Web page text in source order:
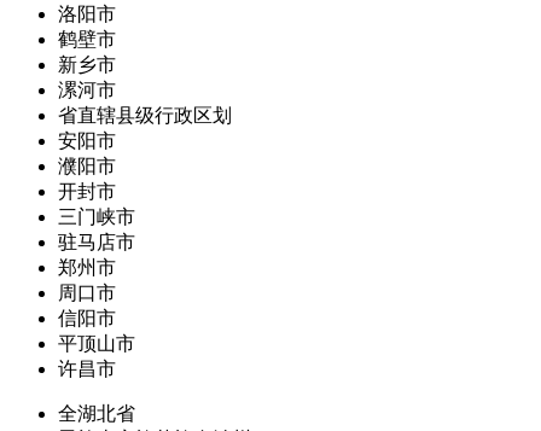
洛阳市
鹤壁市
新乡市
漯河市
省直辖县级行政区划
安阳市
濮阳市
开封市
三门峡市
驻马店市
郑州市
周口市
信阳市
平顶山市
许昌市
全湖北省